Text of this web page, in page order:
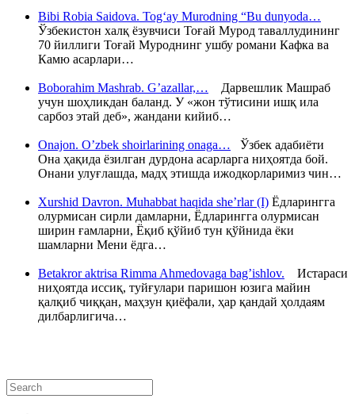
Bibi Robia Saidova. Tog‘ay Murodning “Bu dunyoda…
Ўзбекистон халқ ёзувчиси Тоғай Мурод таваллудининг
70 йиллиги Тоғай Муроднинг ушбу романи Кафка ва
Камю асарлари…
Boborahim Mashrab. G’azallar,… Дарвешлик Машраб
учун шоҳликдан баланд. У «жон тўтисини ишқ ила
сарбоз этай деб», жандани кийиб…
Onajon. O’zbek shoirlarining onaga… Ўзбек адабиёти
Она ҳақида ёзилган дурдона асарларга ниҳоятда бой.
Онани улуғлашда, мадҳ этишда ижодкорларимиз чин…
Xurshid Davron. Muhabbat haqida she’rlar (I) Ёдларингга
олурмисан сирли дамларни, Ёдларингга олурмисан
ширин ғамларни, Ёқиб қўйиб тун қўйнида ёки
шамларни Мени ёдга…
Betakror aktrisa Rimma Ahmedovaga bag’ishlov. Истараси
ниҳоятда иссиқ, туйғулари паришон юзига майин
қалқиб чиққан, маҳзун қиёфали, ҳар қандай ҳолдаям
дилбарлигича…